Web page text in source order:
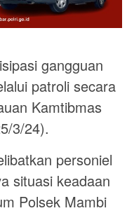
gangguan
patroli secara
Kamtibmas
3/24).
personiel
situasi keadaan
Polsek Mambi